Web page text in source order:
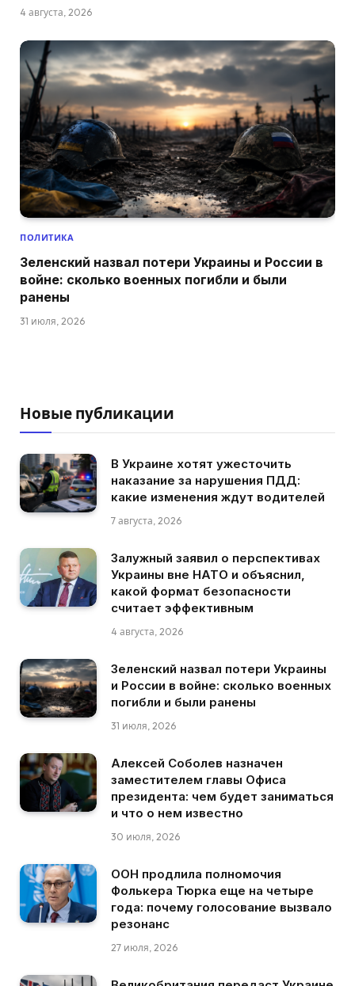
4 августа, 2026
ПОЛИТИКА
Зеленский назвал потери Украины и России в
войне: сколько военных погибли и были
ранены
31 июля, 2026
Новые публикации
В Украине хотят ужесточить
наказание за нарушения ПДД:
какие изменения ждут водителей
7 августа, 2026
Залужный заявил о перспективах
Украины вне НАТО и объяснил,
какой формат безопасности
считает эффективным
4 августа, 2026
Зеленский назвал потери Украины
и России в войне: сколько военных
погибли и были ранены
31 июля, 2026
Алексей Соболев назначен
заместителем главы Офиса
президента: чем будет заниматься
и что о нем известно
30 июля, 2026
ООН продлила полномочия
Фолькера Тюрка еще на четыре
года: почему голосование вызвало
резонанс
27 июля, 2026